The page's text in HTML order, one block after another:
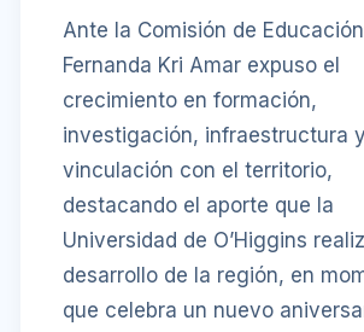
Ante la Comisión de
Fernanda Kri Amar expuso el
crecimiento en formación,
investigación, infraestructura y
vinculación con el territorio,
destacando el aporte que la
Universidad de O’Higgins
desarrollo de la región, en
que celebra un nuevo